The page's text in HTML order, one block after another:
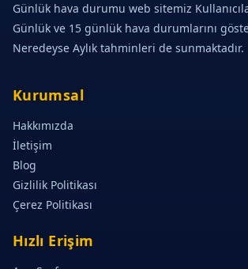
Günlük hava durumu web sitemiz
Günlük ve 15 günlük hava durumlarını
Neredeyse Aylık tahminleri de sunmaktadır.
Kurumsal
Hakkımızda
İletişim
Blog
Gizlilik Politikası
Çerez Politikası
Hızlı Erişim